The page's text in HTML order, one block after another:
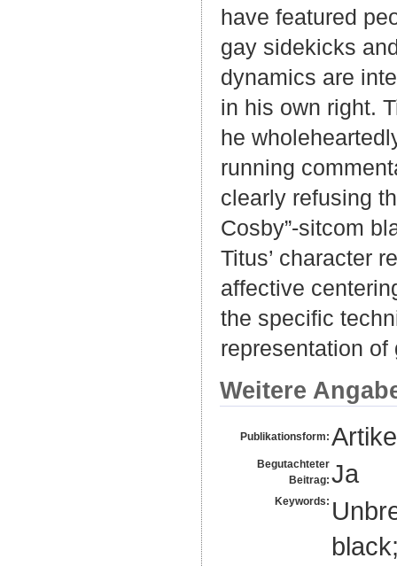
have featured
gay sidekicks
dynamics are
in his own right.
he
running
clearly refusing
Cosby”-sitcom
Titus’ character
affective
the specific
representation
Weitere
Publikationsform:
Begutachteter
Beitrag: Ja
Keywords: